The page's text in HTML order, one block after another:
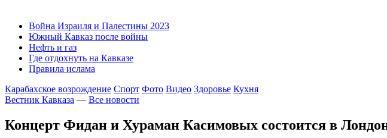
Война Израиля и Палестины 2023
Южный Кавказ после войны
Нефть и газ
Где отдохнуть на Кавказе
Правила ислама
Карабахское возрождение Спорт Фото Видео Здоровье Кухня
Вестник Кавказа — Все новости
Концерт Фидан и Хураман Касимовых состоится в